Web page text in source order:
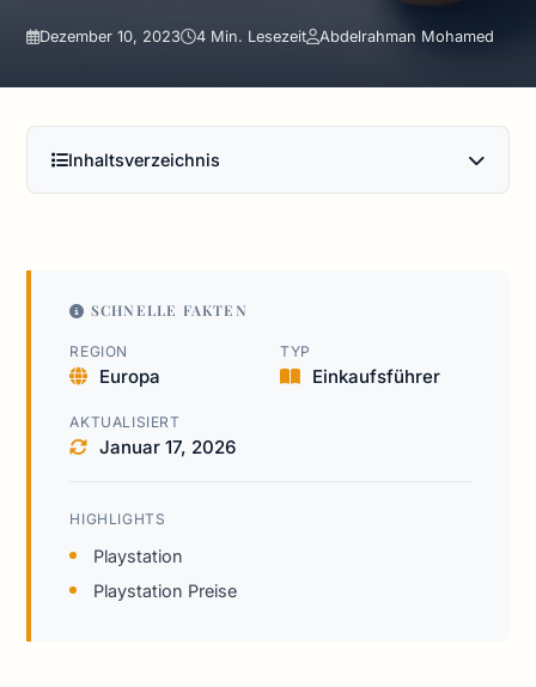
Dezember 10, 2023 4 Min. Lesezeit Abdelrahman Mohamed
Inhaltsverzeichnis
SCHNELLE FAKTEN
REGION
Europa
TYP
Einkaufsführer
AKTUALISIERT
Januar 17, 2026
HIGHLIGHTS
Playstation
Playstation Preise